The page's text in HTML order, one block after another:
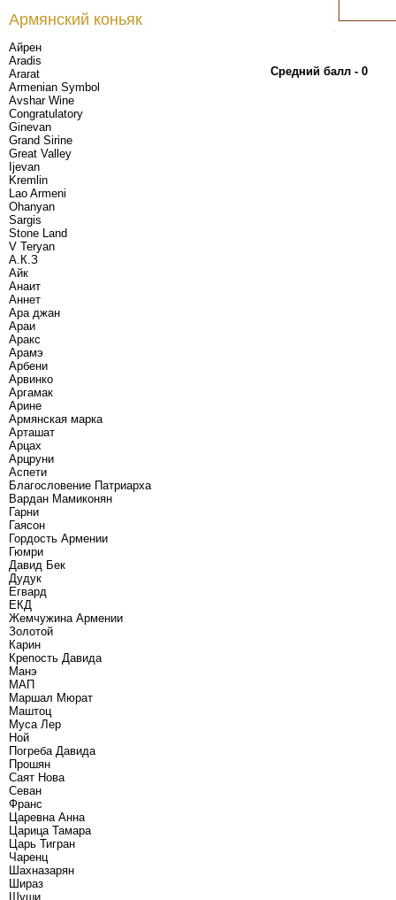
Армянский коньяк
Айрен
Aradis
Ararat
Armenian Symbol
Avshar Wine
Congratulatory
Ginevan
Grand Sirine
Great Valley
Ijevan
Kremlin
Lao Armeni
Ohanyan
Sargis
Stone Land
V Teryan
А.К.З
Айк
Анаит
Аннет
Ара джан
Араи
Аракс
Арамэ
Арбени
Арвинко
Аргамак
Арине
Армянская марка
Арташат
Арцах
Арцруни
Аспети
Благословение Патриарха
Вардан Мамиконян
Гарни
Гаясон
Гордость Армении
Гюмри
Давид Бек
Дудук
Егвард
ЕКД
Жемчужина Армении
Золотой
Карин
Крепость Давида
Манэ
МАП
Маршал Мюрат
Маштоц
Муса Лер
Ной
Погреба Давида
Прошян
Саят Нова
Севан
Франс
Царевна Анна
Царица Тамара
Царь Тигран
Чаренц
Шахназарян
Шираз
Шуши
Средний балл - 0